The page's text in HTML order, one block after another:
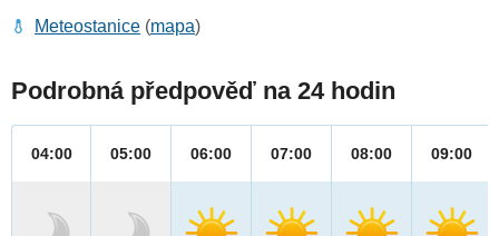
Meteostanice (mapa)
Podrobná předpověď na 24 hodin
04:00 05:00 06:00 07:00 08:00 09:00